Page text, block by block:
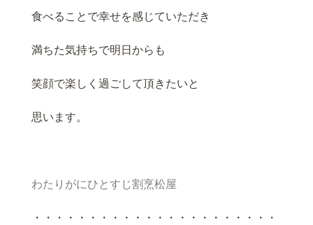
食べることで幸せを感じていただき
満ちた気持ちで明日からも
笑顔で楽しく過ごして頂きたいと
思います。
わたりがにひとすじ割烹松屋
・・・・・・・・・・・・・・・・・・・・・・